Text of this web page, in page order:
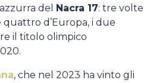
del Nacra 17: tre volte
d’Europa, i due
il titolo olimpico
, che nel 2023 ha vinto gli